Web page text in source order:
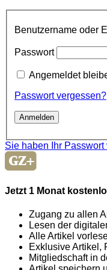
Benutzername oder
Passwort
Angemeldet
Passwort vergessen?
Sie haben Ihr Passwort
Jetzt 1 Monat
Zugang zu allen
Lesen der
Alle Artikel
Exklusive Artikel,
Mitgliedschaft in